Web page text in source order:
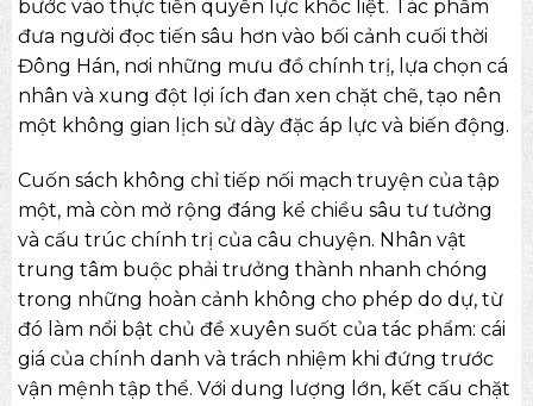
bước vào thực tiễn quyền lực khốc liệt. Tác phẩm
đưa người đọc tiến sâu hơn vào bối cảnh cuối thời
Đông Hán, nơi những mưu đồ chính trị, lựa chọn cá
nhân và xung đột lợi ích đan xen chặt chẽ, tạo nên
một không gian lịch sử dày đặc áp lực và biến động.
Cuốn sách không chỉ tiếp nối mạch truyện của tập
một, mà còn mở rộng đáng kể chiều sâu tư tưởng
và cấu trúc chính trị của câu chuyện. Nhân vật
trung tâm buộc phải trưởng thành nhanh chóng
trong những hoàn cảnh không cho phép do dự, từ
đó làm nổi bật chủ đề xuyên suốt của tác phẩm: cái
giá của chính danh và trách nhiệm khi đứng trước
vận mệnh tập thể. Với dung lượng lớn, kết cấu chặt